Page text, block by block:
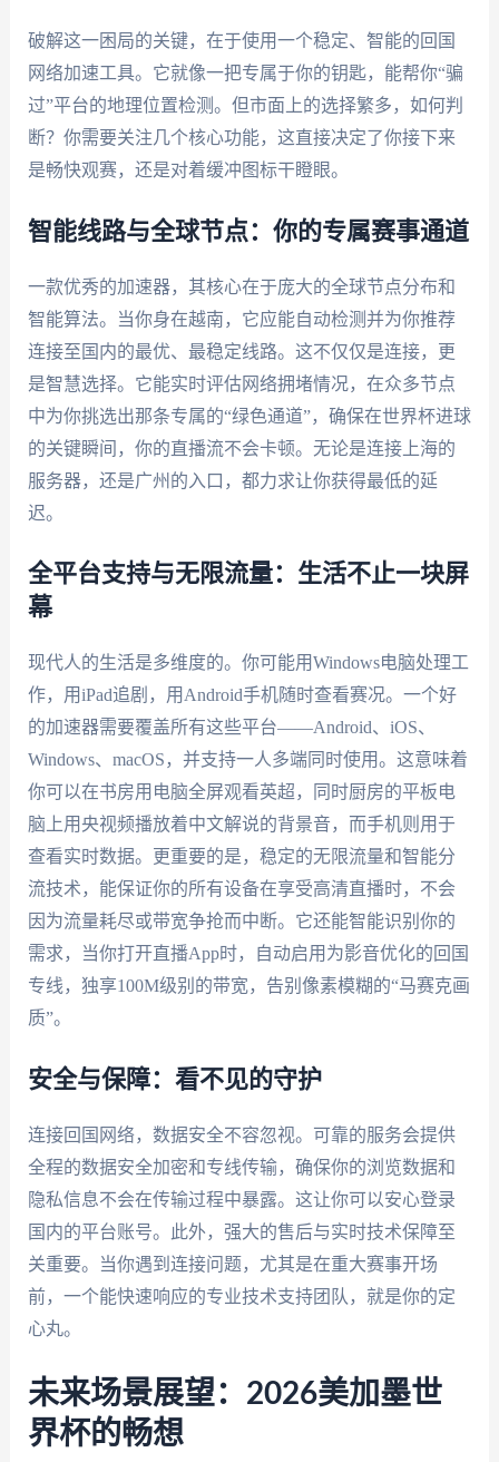
破解这一困局的关键，在于使用一个稳定、智能的回国
网络加速工具。它就像一把专属于你的钥匙，能帮你“骗
过”平台的地理位置检测。但市面上的选择繁多，如何判
断？你需要关注几个核心功能，这直接决定了你接下来
是畅快观赛，还是对着缓冲图标干瞪眼。
智能线路与全球节点：你的专属赛事通道
一款优秀的加速器，其核心在于庞大的全球节点分布和
智能算法。当你身在越南，它应能自动检测并为你推荐
连接至国内的最优、最稳定线路。这不仅仅是连接，更
是智慧选择。它能实时评估网络拥堵情况，在众多节点
中为你挑选出那条专属的“绿色通道”，确保在世界杯进球
的关键瞬间，你的直播流不会卡顿。无论是连接上海的
服务器，还是广州的入口，都力求让你获得最低的延
迟。
全平台支持与无限流量：生活不止一块屏
幕
现代人的生活是多维度的。你可能用Windows电脑处理工
作，用iPad追剧，用Android手机随时查看赛况。一个好
的加速器需要覆盖所有这些平台——Android、iOS、
Windows、macOS，并支持一人多端同时使用。这意味着
你可以在书房用电脑全屏观看英超，同时厨房的平板电
脑上用央视频播放着中文解说的背景音，而手机则用于
查看实时数据。更重要的是，稳定的无限流量和智能分
流技术，能保证你的所有设备在享受高清直播时，不会
因为流量耗尽或带宽争抢而中断。它还能智能识别你的
需求，当你打开直播App时，自动启用为影音优化的回国
专线，独享100M级别的带宽，告别像素模糊的“马赛克画
质”。
安全与保障：看不见的守护
连接回国网络，数据安全不容忽视。可靠的服务会提供
全程的数据安全加密和专线传输，确保你的浏览数据和
隐私信息不会在传输过程中暴露。这让你可以安心登录
国内的平台账号。此外，强大的售后与实时技术保障至
关重要。当你遇到连接问题，尤其是在重大赛事开场
前，一个能快速响应的专业技术支持团队，就是你的定
心丸。
未来场景展望：2026美加墨世
界杯的畅想